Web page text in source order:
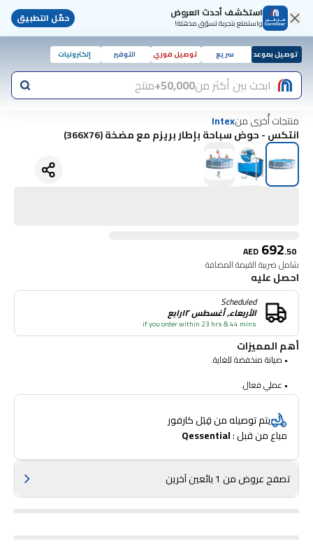
استكشف أحدث العروض
واستمتع بتجربة تسوّق مذهلة! حمّل التطبيق
توصيل بموعد سريع توصيل فوري التوفير إلكترونيات
ابحث بين أكثر من50,000+ منتج
منتجات أُخرى منIntex
انتكس - حوض سباحة بإطار بريزم مع مضخة (366X76)
AED 692.50
شامل ضريبة القيمة المضافة
احصل عليه
Scheduled
الأربعاء, أغسطس ١٢رابع
if you order within 23 hrs & 44 mins
أهم المميزات
• صيانة منخفضة للغاية.
• عملي فعال.
• بديهي وسهل التشغيل.
• مزود بمميزات مميزة.
• يقلل من الضوضاء ويحافظ على الطاقة.
• اللون: رمادي
يتم توصيله من قِبَل كارفور
مباع من قبل : Qessential
تصفح عروض من 1 بائعين آخرين